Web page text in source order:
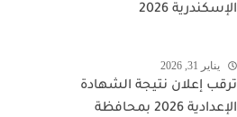
الإسكندرية 2026
يناير 31, 2026
ترقب إعلان نتيجة الشهادة
الإعدادية 2026 بمحافظة